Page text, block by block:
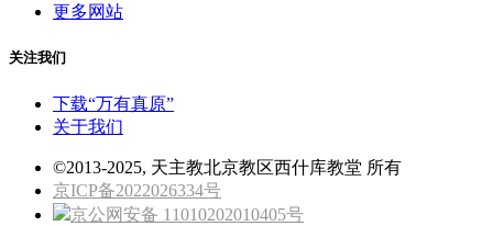
更多网站
关注我们
下载“万有真原”
关于我们
©2013-2025, 天主教北京教区西什库教堂 所有
京ICP备2022026334号
京公网安备 11010202010405号